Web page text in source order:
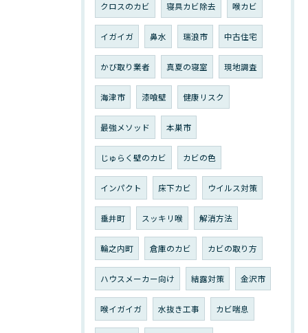
クロスのカビ 寝具カビ除去 喉カビ
イガイガ 鼻水 瑞浪市 中古住宅
かび取り業者 真夏の寝室 現地調査
海津市 漆喰壁 健康リスク
最強メソッド 本巣市
じゅらく壁のカビ カビの色
インパクト 床下カビ ウイルス対策
垂井町 スッキリ喉 解消方法
輪之内町 倉庫のカビ カビの取り方
ハウスメーカー向け 結露対策 金沢市
喉イガイガ 水抜き工事 カビ喘息